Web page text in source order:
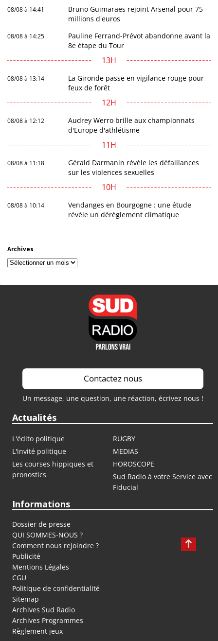
08/08 à 14:41
Bruno Guimaraes rejoint Arsenal pour 75
millions d'euros
08/08 à 14:25
Pauline Ferrand-Prévot abandonne avant la
8e étape du Tour
13H
08/08 à 13:14
La Gironde passe en vigilance rouge pour
feux de forêt
12H
08/08 à 12:12
Audrey Werro brille aux championnats
d'Europe d'athlétisme
11H
08/08 à 11:18
Gérald Darmanin révèle les défaillances
sur les violences sexuelles
10H
08/08 à 10:14
Vendanges en Bourgogne : une étude
révèle un dérèglement climatique
Archives
Archives
Contactez nous
Un message, une question, une réaction, écrivez nous !
Actualités
L'édito politique
RUGBY
L'invité politique
MEDIAS
Les courses hippiques et
pronostics
HOROSCOPE
Sud Radio à votre Service avec
Fiducial
Informations
Dossier de presse
QUI SOMMES-NOUS ?
Comment nous rejoindre ?
Publicité
Mentions Légales
CGU
Politique de confidentialité
Sitemap
Archives Sud Radio
Archives Programmes
Règlement jeux